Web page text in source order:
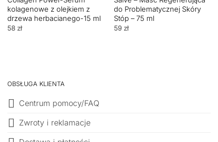
kolagenowe z olejkiem z
drzewa herbacianego-15 ml
58 zł
do Problematycznej Skóry
Stóp – 75 ml
59 zł
OBSŁUGA KLIENTA
Centrum pomocy/FAQ
Zwroty i reklamacje